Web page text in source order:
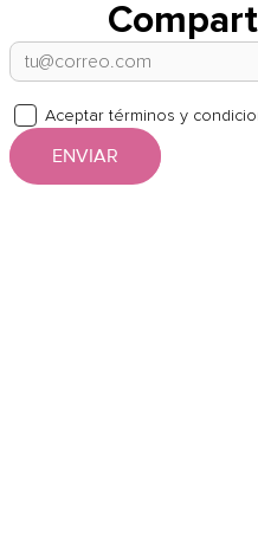
Aceptar términos y
ENVIAR